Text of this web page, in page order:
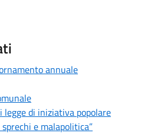
annuale
legge di iniziativa popolare
e malapolitica”